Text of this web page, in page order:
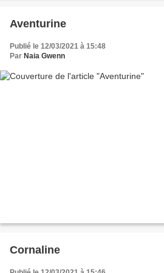
Aventurine
Publié le 12/03/2021 à 15:48
Par Naia Gwenn
Cornaline